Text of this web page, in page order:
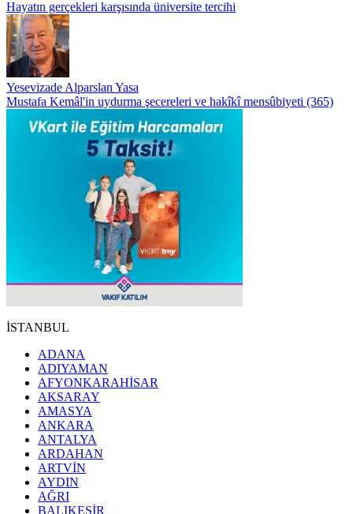
Hayatın gerçekleri karşısında üniversite tercihi
Yesevizade Alparslan Yasa
Mustafa Kemâl'in uydurma şecereleri ve hakîkî mensûbiyeti (365)
İSTANBUL
ADANA
ADIYAMAN
AFYONKARAHİSAR
AKSARAY
AMASYA
ANKARA
ANTALYA
ARDAHAN
ARTVİN
AYDIN
AĞRI
BALIKESİR